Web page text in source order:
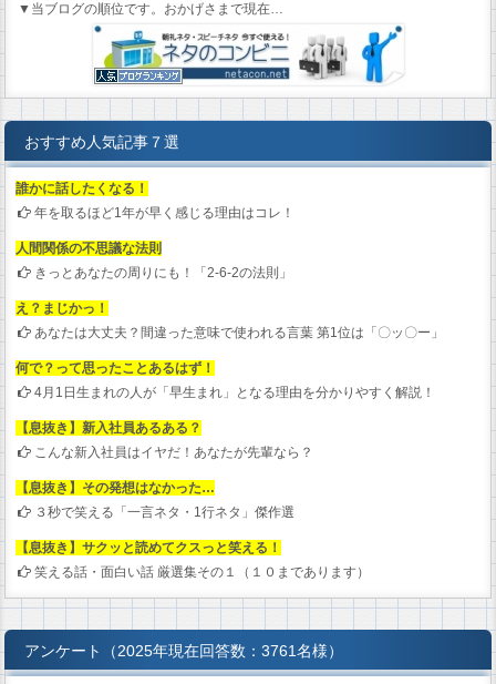
▼当ブログの順位です。おかげさまで現在…
おすすめ人気記事７選
誰かに話したくなる！
年を取るほど1年が早く感じる理由はコレ！
人間関係の不思議な法則
きっとあなたの周りにも！「2-6-2の法則」
え？まじかっ！
あなたは大丈夫？間違った意味で使われる言葉 第1位は「〇ッ〇ー」
何で？って思ったことあるはず！
4月1日生まれの人が「早生まれ」となる理由を分かりやすく解説！
【息抜き】新入社員あるある？
こんな新入社員はイヤだ！あなたが先輩なら？
【息抜き】その発想はなかった…
３秒で笑える「一言ネタ・1行ネタ」傑作選
【息抜き】サクッと読めてクスっと笑える！
笑える話・面白い話 厳選集その１（１０まであります）
アンケート（2025年現在回答数：3761名様）